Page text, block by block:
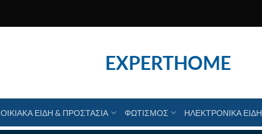
EXPERTHOME
ΟΙΚΙΑΚΑ ΕΙΔΗ & ΠΡΟΣΤΑΣΙΑ ΦΩΤΙΣΜΟΣ ΗΛΕΚΤΡΟΝΙΚΑ ΕΙΔΗ